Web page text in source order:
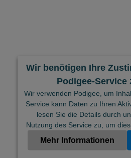
Wir benötigen Ihre
Podigee-Service
Wir verwenden Podigee, um
Service kann Daten zu Ihren
lesen Sie die Details durch
Nutzung des Service zu, um
Mehr Informationen